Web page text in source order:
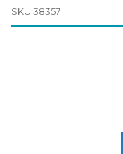
SKU 38357